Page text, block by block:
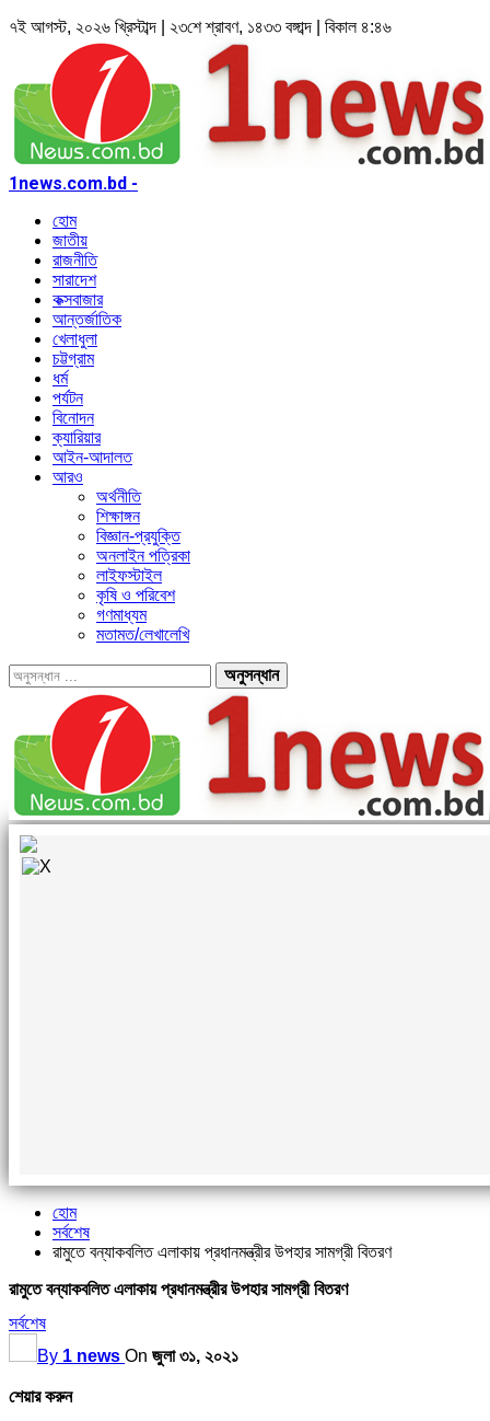
৭ই আগস্ট, ২০২৬ খ্রিস্টাব্দ | ২৩শে শ্রাবণ, ১৪৩৩ বঙ্গাব্দ | বিকাল ৪:৪৬
1news.com.bd -
হোম
জাতীয়
রাজনীতি
সারাদেশ
কক্সবাজার
আন্তর্জাতিক
খেলাধুলা
চট্টগ্রাম
ধর্ম
পর্যটন
বিনোদন
ক্যারিয়ার
আইন-আদালত
আরও
অর্থনীতি
শিক্ষাঙ্গন
বিজ্ঞান-প্রযুক্তি
অনলাইন পত্রিকা
লাইফস্টাইল
কৃষি ও পরিবেশ
গণমাধ্যম
মতামত/লেখালেখি
হোম
সর্বশেষ
রামুতে বন্যাকবলিত এলাকায় প্রধানমন্ত্রীর উপহার সামগ্রী বিতরণ
রামুতে বন্যাকবলিত এলাকায় প্রধানমন্ত্রীর উপহার সামগ্রী বিতরণ
সর্বশেষ
By 1 news On জুলা ৩১, ২০২১
শেয়ার করুন